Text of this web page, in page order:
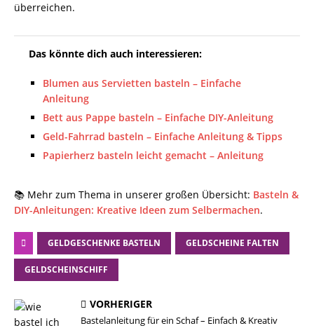
überreichen.
Das könnte dich auch interessieren:
Blumen aus Servietten basteln – Einfache
Anleitung
Bett aus Pappe basteln – Einfache DIY-Anleitung
Geld-Fahrrad basteln – Einfache Anleitung & Tipps
Papierherz basteln leicht gemacht – Anleitung
📚 Mehr zum Thema in unserer großen Übersicht: Basteln &
DIY-Anleitungen: Kreative Ideen zum Selbermachen.
GELDGESCHENKE BASTELN GELDSCHEINE FALTEN
GELDSCHEINSCHIFF
VORHERIGER
Bastelanleitung für ein Schaf – Einfach & Kreativ